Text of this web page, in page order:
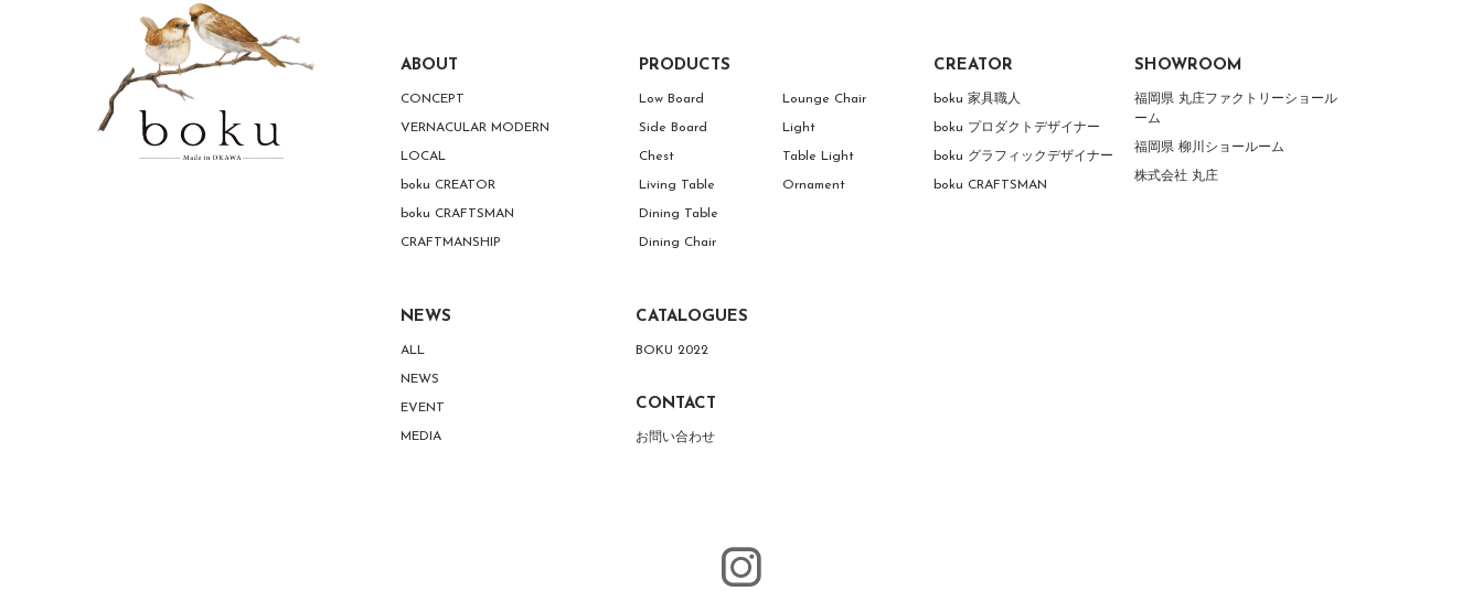
ABOUT
CONCEPT
VERNACULAR MODERN
LOCAL
boku CREATOR
boku CRAFTSMAN
CRAFTMANSHIP
PRODUCTS
Low Board
Side Board
Chest
Living Table
Dining Table
Dining Chair
Lounge Chair
Light
Table Light
Ornament
CREATOR
boku 家具職人
boku プロダクトデザイナー
boku グラフィックデザイナー
boku CRAFTSMAN
SHOWROOM
福岡県 丸庄ファクトリーショール
ーム
福岡県 柳川ショールーム
株式会社 丸庄
NEWS
ALL
NEWS
EVENT
MEDIA
CATALOGUES
BOKU 2022
CONTACT
お問い合わせ